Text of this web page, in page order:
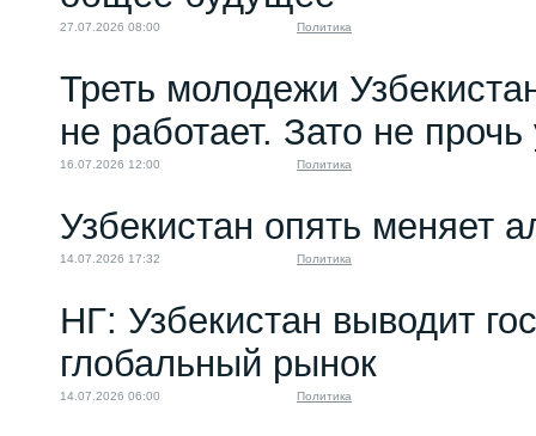
27.07.2026 08:00 Политика
Треть молодежи
не работает. Зато не
16.07.2026 12:00 Политика
Узбекистан опять меняет
14.07.2026 17:32 Политика
НГ: Узбекистан выводит
глобальный рынок
14.07.2026 06:00 Политика